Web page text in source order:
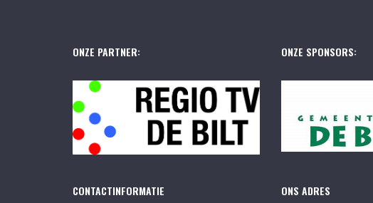
ONZE PARTNER: ONZE SPONSORS:
CONTACTINFORMATIE ONS ADRES